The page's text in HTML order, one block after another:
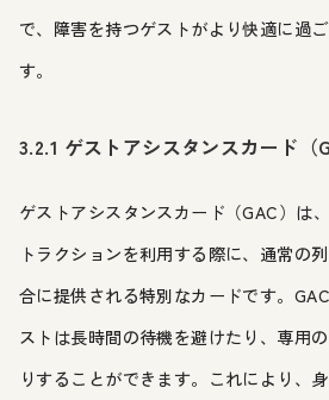
で、障害を持つゲストがより快適に過
す。
3.2.1 ゲストアシスタンスカード（
ゲストアシスタンスカード（GAC）は
トラクションを利用する際に、通常の
合に提供される特別なカードです。
ストは長時間の待機を避けたり、専用
りすることができます。これにより、